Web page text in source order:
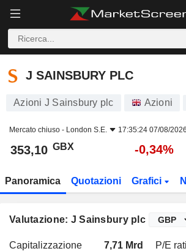
J SAINSBURY PLC
J SAINSBURY PLC
Azioni J Sainsbury plc Azioni
Mercato chiuso - London S.E. 17:35:24 07/08/2026
353,10 GBX -0,34%
Panoramica Quotazioni Grafici
Valutazione: J Sainsbury plc
Capitalizzazione 7,71 Mrd P/E